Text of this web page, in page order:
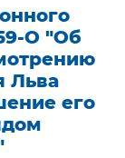
О "Об
Льва
его